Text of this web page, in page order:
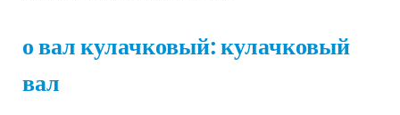
о вал кулачковый: кулачковый
вал